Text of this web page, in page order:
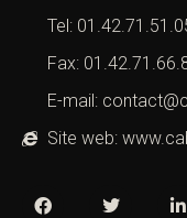
Tel:
Fax:
E-mail:
Site web: